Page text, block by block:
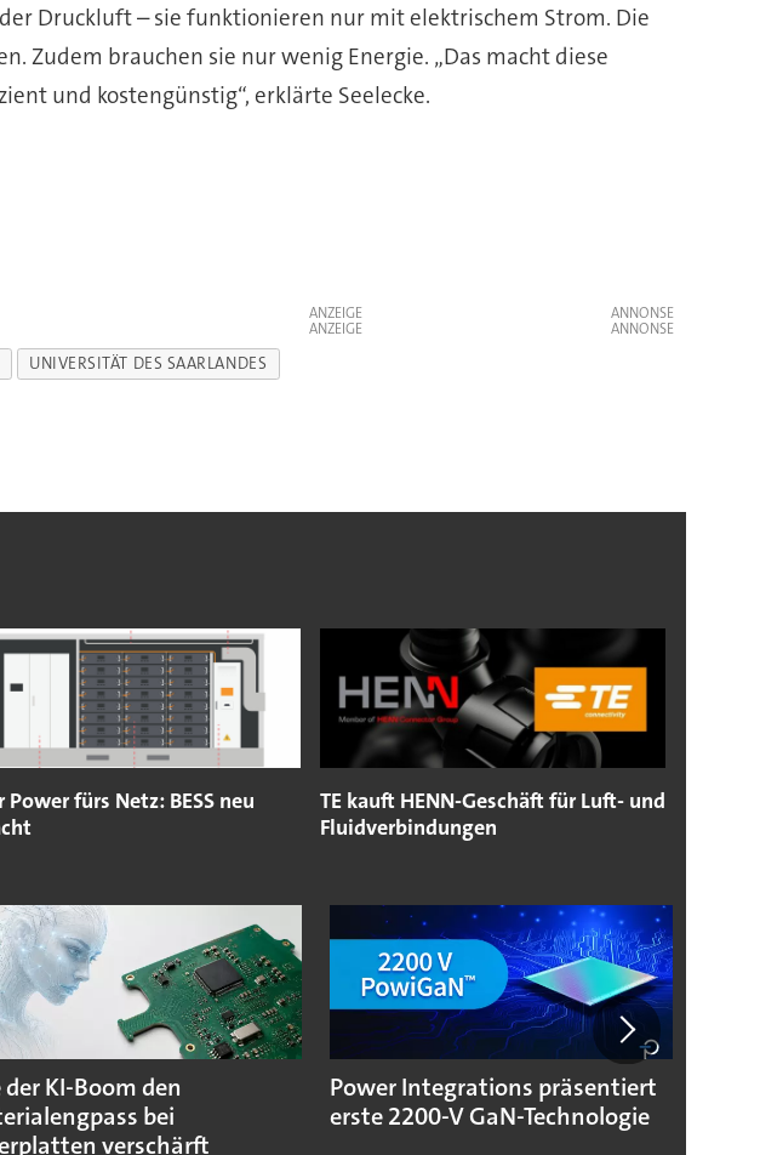
Druckluft – sie funktionieren nur mit elektrischem Strom. Die
Zudem brauchen sie nur wenig Energie. „Das macht diese
und kostengünstig“, erklärte Seelecke.
ANZEIGE
ANZEIGE
UNIVERSITÄT DES SAARLANDES
Power fürs Netz: BESS neu
TE kauft HENN-Geschäft für Luft- und
Fluidverbindungen
KI-Boom den
bei
verschärft
Power Integrations präsentiert
erste 2200-V GaN-Technologie